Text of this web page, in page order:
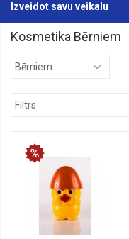
Izveidot savu veikalu
Bērniem
Kājām
Lūpām
Matiem
Medicīnas
Kosmetika Bērniem